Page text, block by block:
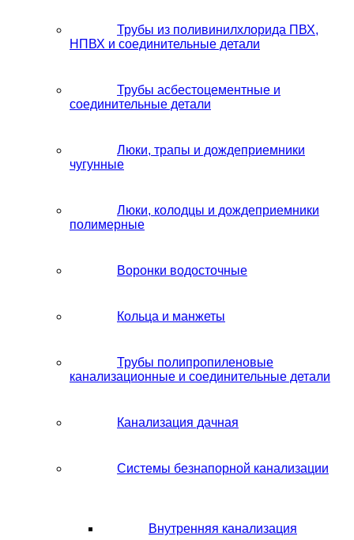
Трубы из поливинилхлорида ПВХ,
НПВХ и соединительные детали
Трубы асбестоцементные и
соединительные детали
Люки, трапы и дождеприемники
чугунные
Люки, колодцы и дождеприемники
полимерные
Воронки водосточные
Кольца и манжеты
Трубы полипропиленовые
канализационные и соединительные детали
Канализация дачная
Системы безнапорной канализации
Внутренняя канализация